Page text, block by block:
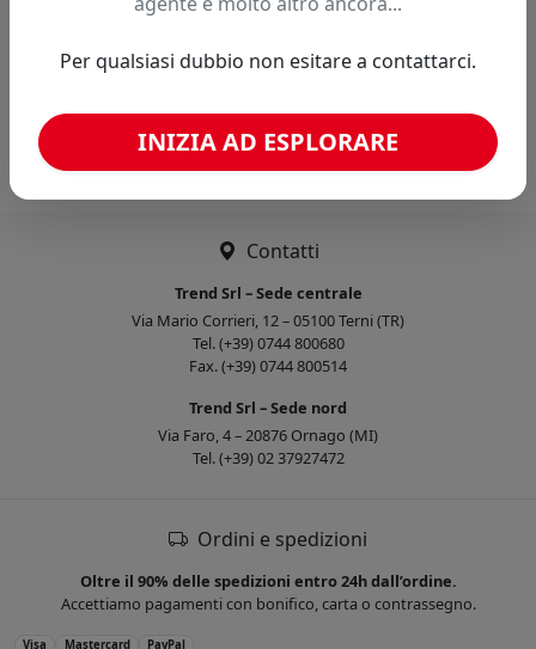
Confronta con articoli simili
Caricamento confronto...
Contatti
Trend Srl – Sede centrale
Via Mario Corrieri, 12 – 05100 Terni (TR)
Tel. (+39) 0744 800680
Fax. (+39) 0744 800514
Trend Srl – Sede nord
Via Faro, 4 – 20876 Ornago (MI)
Tel. (+39) 02 37927472
Ordini e spedizioni
Oltre il 90% delle spedizioni entro 24h dall’ordine.
Accettiamo pagamenti con bonifico, carta o contrassegno.
Visa Mastercard PayPal
Per qualsiasi dubbio non esitare a contattarci.
INIZIA AD ESPLORARE